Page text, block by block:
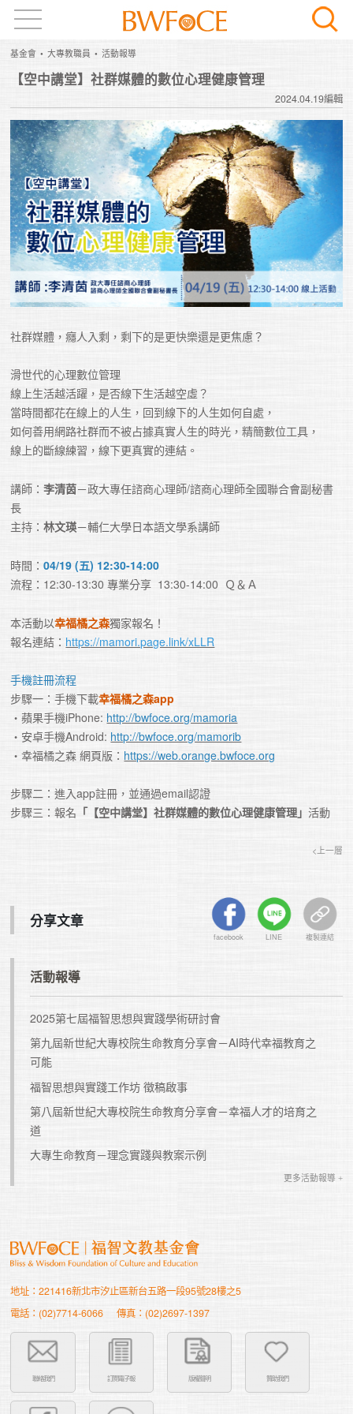
基金會 大專教職員 活動報導
活動報導
2025第七屆福智思想與實踐學術研討會
第九屆新世紀大專校院生命教育分享會－AI時代幸福教育之
可能
福智思想與實踐工作坊 徵稿啟事
第八屆新世紀大專校院生命教育分享會－幸福人才的培育之
道
大專生命教育－理念實踐與教案示例
更多活動報導 +
分享文章
facebook LINE 複製連結
【空中講堂】社群媒體的數位心理健康管理
2024.04.19編輯
社群媒體，癮人入剩，剩下的是更快樂還是更焦慮？
滑世代的心理數位管理
線上生活越活躍，是否線下生活越空虛？
當時間都花在線上的人生，回到線下的人生如何自處，
如何善用網路社群而不被占據真實人生的時光，精簡數位工具，
線上的斷線練習，線下更真實的連結。
講師：李清茵－政大專任諮商心理師/諮商心理師全國聯合會副秘書
長
主持：林文瑛－輔仁大學日本語文學系講師
時間：04/19 (五) 12:30-14:00
流程：12:30-13:30 專業分享  13:30-14:00  Ｑ＆Ａ
本活動以幸福橘之森獨家報名！
報名連結： https://mamori.page.link/xLLR
手機註冊流程
步驟一：手機下載幸福橘之森app
・蘋果手機iPhone: http://bwfoce.org/mamoria
・安卓手機Android: http://bwfoce.org/mamorib
・幸福橘之森 網頁版： https://web.orange.bwfoce.org
步驟二：進入app註冊，並通過email認證
步驟三：報名 「【空中講堂】社群媒體的數位心理健康管理」活動
<上一層
地址：221416新北市汐止區新台五路一段95號28樓之5
電話：(02)7714-6066
傳真：(02)2697-1397
聯絡我們 訂閱電子報 版權聲明 贊助我們